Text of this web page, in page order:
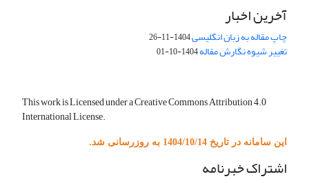
آخرین اخبار
چاپ مقاله به زبان انگلیسی1404-11-26
تغییر شیوه نگارش مقاله1404-10-01
This work is Licensed under a Creative Commons Attribution 4.0
International License.
این سامانه در تاریخ 1404/10/14 به روزرسانی شد.
اشتراک خبرنامه